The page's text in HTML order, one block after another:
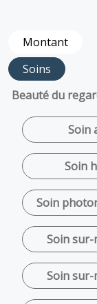
Montant
Soins
Beauté du
Soin
Soin
Soin
Soin sur-
Soin sur-